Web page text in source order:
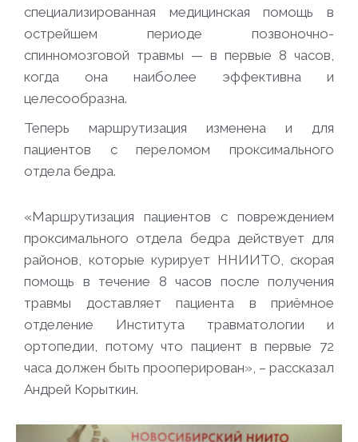
специализированная медицинская помощь в
острейшем периоде позвоночно-
спинномозговой травмы — в первые 8 часов,
когда она наиболее эффективна и
целесообразна.
Теперь маршрутизация изменена и для
пациентов с переломом проксимального
отдела бедра.
«Маршрутизация пациентов с повреждением
проксимального отдела бедра действует для
районов, которые курирует ННИИТО, скорая
помощь в течение 8 часов после получения
травмы доставляет пациента в приёмное
отделение Института травматологии и
ортопедии, потому что пациент в первые 72
часа должен быть прооперирован», – рассказал
Андрей Корыткин.